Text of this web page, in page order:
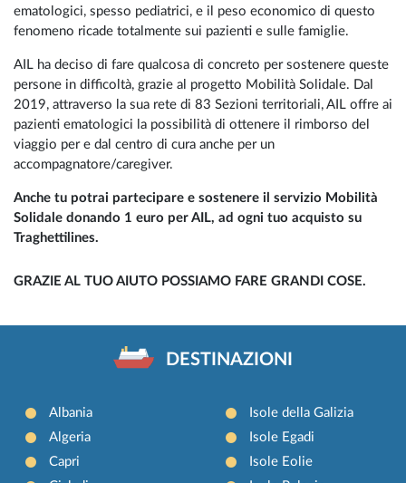
ematologici, spesso pediatrici, e il peso economico di questo
fenomeno ricade totalmente sui pazienti e sulle famiglie.
AIL ha deciso di fare qualcosa di concreto per sostenere queste
persone in difficoltà, grazie al progetto Mobilità Solidale. Dal
2019, attraverso la sua rete di 83 Sezioni territoriali, AIL offre ai
pazienti ematologici la possibilità di ottenere il rimborso del
viaggio per e dal centro di cura anche per un
accompagnatore/caregiver.
Anche tu potrai partecipare e sostenere il servizio Mobilità
Solidale donando 1 euro per AIL, ad ogni tuo acquisto su
Traghettilines.
GRAZIE AL TUO AIUTO POSSIAMO FARE GRANDI COSE.
DESTINAZIONI
Albania
Algeria
Capri
Isole della Galizia
Isole Egadi
Isole Eolie